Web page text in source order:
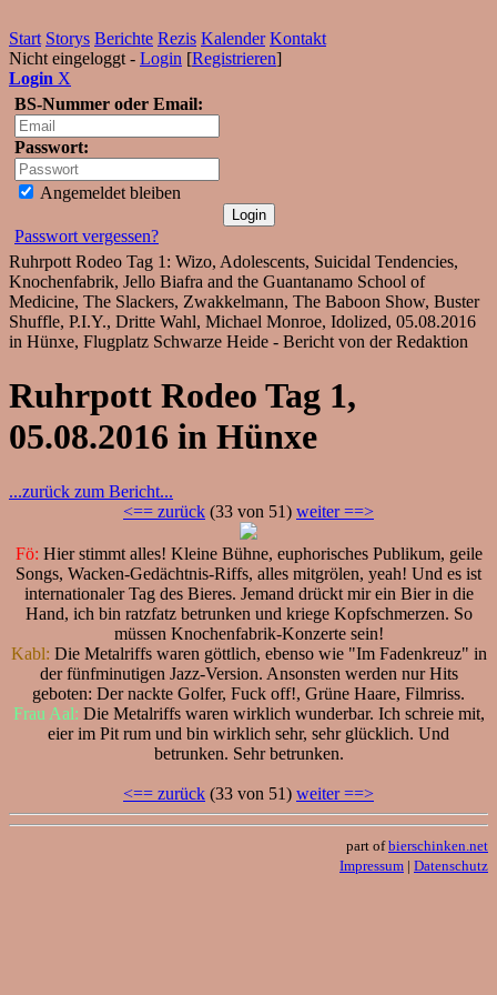
Start Storys Berichte Rezis Kalender Kontakt
Nicht eingeloggt - Login [Registrieren]
Login X
BS-Nummer oder Email:
Passwort:
Angemeldet bleiben
Passwort vergessen?
Ruhrpott Rodeo Tag 1: Wizo, Adolescents, Suicidal Tendencies,
Knochenfabrik, Jello Biafra and the Guantanamo School of
Medicine, The Slackers, Zwakkelmann, The Baboon Show, Buster
Shuffle, P.I.Y., Dritte Wahl, Michael Monroe, Idolized, 05.08.2016
in Hünxe, Flugplatz Schwarze Heide - Bericht von der Redaktion
Ruhrpott Rodeo Tag 1,
05.08.2016 in Hünxe
...zurück zum Bericht...
<== zurück (33 von 51) weiter ==>
Fö: Hier stimmt alles! Kleine Bühne, euphorisches Publikum, geile
Songs, Wacken-Gedächtnis-Riffs, alles mitgrölen, yeah! Und es ist
internationaler Tag des Bieres. Jemand drückt mir ein Bier in die
Hand, ich bin ratzfatz betrunken und kriege Kopfschmerzen. So
müssen Knochenfabrik-Konzerte sein!
Kabl: Die Metalriffs waren göttlich, ebenso wie "Im Fadenkreuz" in
der fünfminutigen Jazz-Version. Ansonsten werden nur Hits
geboten: Der nackte Golfer, Fuck off!, Grüne Haare, Filmriss.
Frau Aal: Die Metalriffs waren wirklich wunderbar. Ich schreie mit,
eier im Pit rum und bin wirklich sehr, sehr glücklich. Und
betrunken. Sehr betrunken.
<== zurück (33 von 51) weiter ==>
part ofbierschinken.net
Impressum | Datenschutz